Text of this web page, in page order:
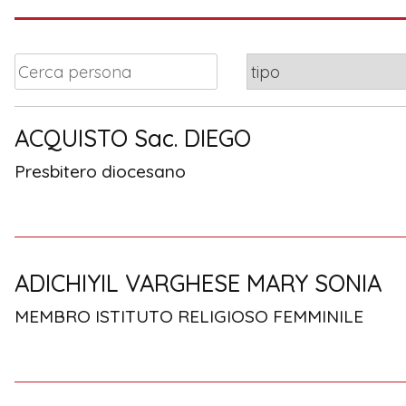
ACQUISTO Sac. DIEGO
Presbitero diocesano
ADICHIYIL VARGHESE MARY SONIA
MEMBRO ISTITUTO RELIGIOSO FEMMINILE